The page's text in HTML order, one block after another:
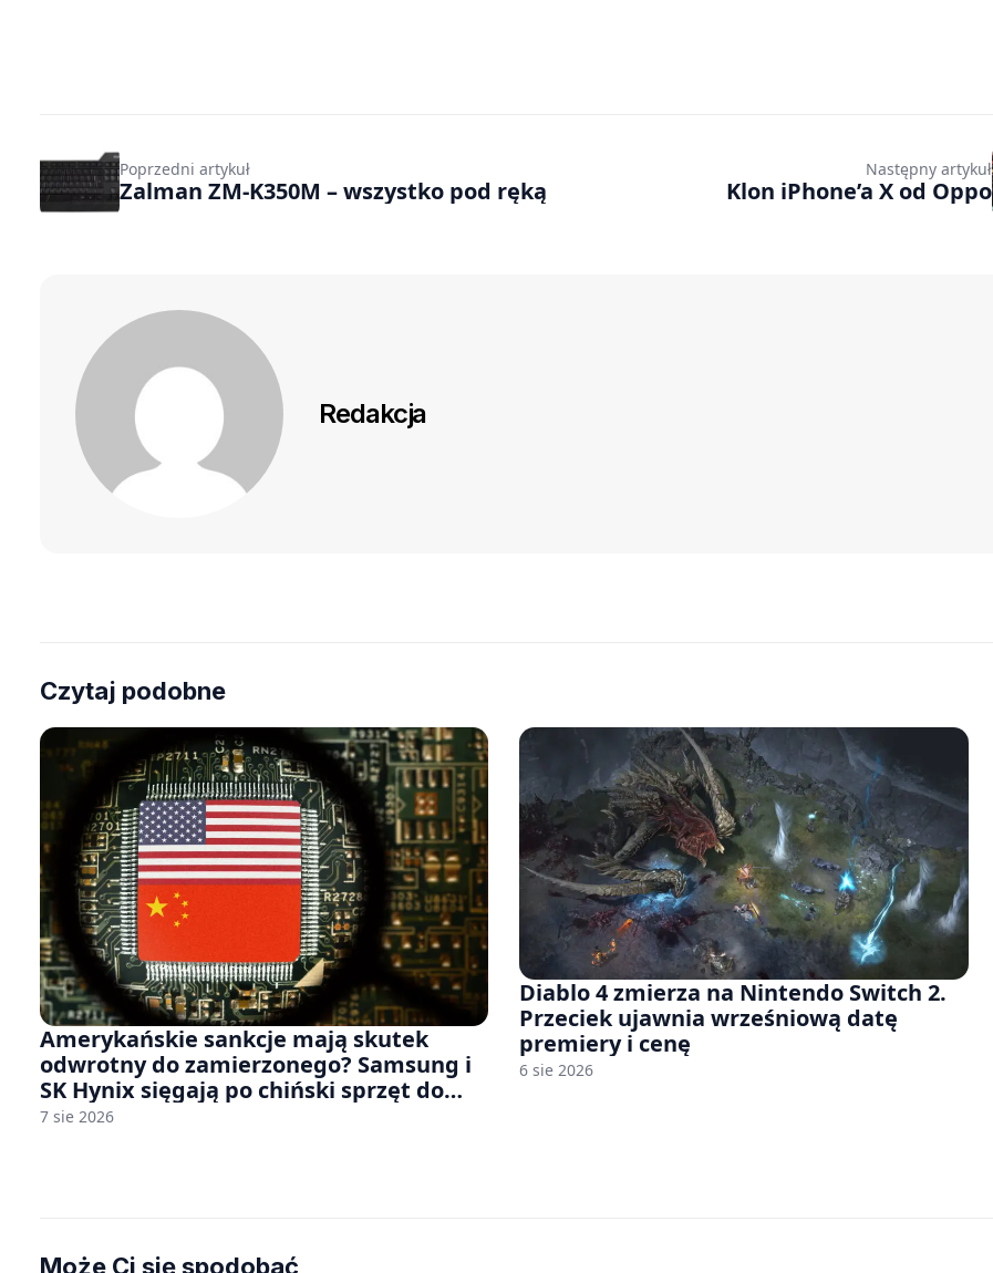
Poprzedni artykuł
Zalman ZM-K350M – wszystko pod ręką
Następny artykuł
Klon iPhone’a X od Oppo
Redakcja
Czytaj podobne
Amerykańskie sankcje mają skutek
odwrotny do zamierzonego? Samsung i
SK Hynix sięgają po chiński sprzęt do
fabryk chipów
7 sie 2026
Diablo 4 zmierza na Nintendo Switch 2.
Przeciek ujawnia wrześniową datę
premiery i cenę
6 sie 2026
Może Ci się spodobać